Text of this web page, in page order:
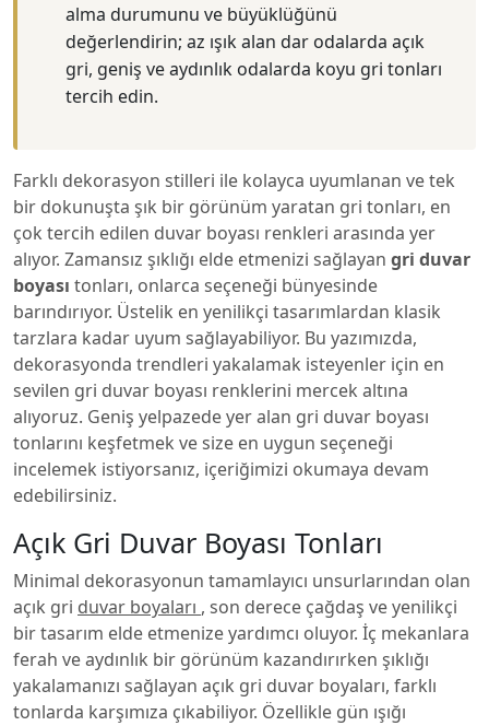
alma durumunu ve büyüklüğünü
değerlendirin; az ışık alan dar odalarda açık
gri, geniş ve aydınlık odalarda koyu gri tonları
tercih edin.
Farklı dekorasyon stilleri ile kolayca uyumlanan ve tek
bir dokunuşta şık bir görünüm yaratan gri tonları, en
çok tercih edilen duvar boyası renkleri arasında yer
alıyor. Zamansız şıklığı elde etmenizi sağlayan gri duvar
boyası tonları, onlarca seçeneği bünyesinde
barındırıyor. Üstelik en yenilikçi tasarımlardan klasik
tarzlara kadar uyum sağlayabiliyor. Bu yazımızda,
dekorasyonda trendleri yakalamak isteyenler için en
sevilen gri duvar boyası renklerini mercek altına
alıyoruz. Geniş yelpazede yer alan gri duvar boyası
tonlarını keşfetmek ve size en uygun seçeneği
incelemek istiyorsanız, içeriğimizi okumaya devam
edebilirsiniz.
Açık Gri Duvar Boyası Tonları
Minimal dekorasyonun tamamlayıcı unsurlarından olan
açık gri duvar boyaları , son derece çağdaş ve yenilikçi
bir tasarım elde etmenize yardımcı oluyor. İç mekanlara
ferah ve aydınlık bir görünüm kazandırırken şıklığı
yakalamanızı sağlayan açık gri duvar boyaları, farklı
tonlarda karşımıza çıkabiliyor. Özellikle gün ışığı